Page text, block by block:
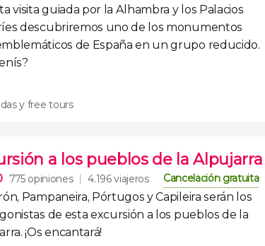
visita guiada por la Alhambra y los Palacios
descubriremos uno de los monumentos
de España en ungrupo reducido.
y free tours
a los pueblos de la Alpujarra
775 opiniones 4.196 viajeros Cancelación gratuita
Pampaneira, Pórtugos y Capileiraserán los
de esta excursión a los pueblos de la
. ¡Os encantará!